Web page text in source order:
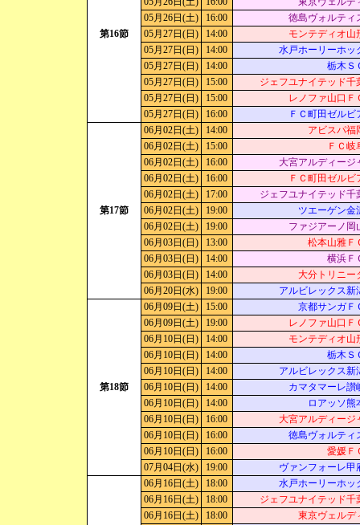
第16節
05月26日(土)
16:00
徳島ヴォルティ
05月27日(日)
14:00
モンテディオ山
05月27日(日)
14:00
水戸ホーリーホッ
05月27日(日)
14:00
栃木Ｓ
05月27日(日)
15:00
ジェフユナイテッド千
05月27日(日)
15:00
レノファ山口Ｆ
05月27日(日)
16:00 ＦＣ町田ゼルビ
第17節
06月02日(土) 14:00
アビスパ福
06月02日(土)
15:00
ＦＣ岐
06月02日(土)
16:00
大宮アルディージ
06月02日(土)
16:00
ＦＣ町田ゼルビ
06月02日(土)
17:00
ジェフユナイテッド千
06月02日(土)
19:00
ツエーゲン金
06月02日(土)
19:00
ファジアーノ岡
06月03日(日)
13:00
松本山雅Ｆ
06月03日(日)
14:00
横浜Ｆ
06月03日(日)
14:00
大分トリニー
06月20日(水)
19:00 アルビレックス新
第18節
06月09日(土) 15:00
京都サンガＦ
06月09日(土)
19:00
レノファ山口Ｆ
06月10日(日)
14:00
モンテディオ山
06月10日(日)
14:00
栃木Ｓ
06月10日(日)
14:00
アルビレックス新
06月10日(日)
14:00
カマタマーレ讃
06月10日(日)
14:00
ロアッソ熊
06月10日(日)
16:00
大宮アルディージ
06月10日(日)
16:00
徳島ヴォルティ
06月10日(日)
16:00
愛媛Ｆ
07月04日(水)
19:00 ヴァンフォーレ甲
06月16日(土) 18:00
水戸ホーリーホッ
06月16日(土)
18:00
ジェフユナイテッド千
06月16日(土)
18:00
東京ヴェルデ